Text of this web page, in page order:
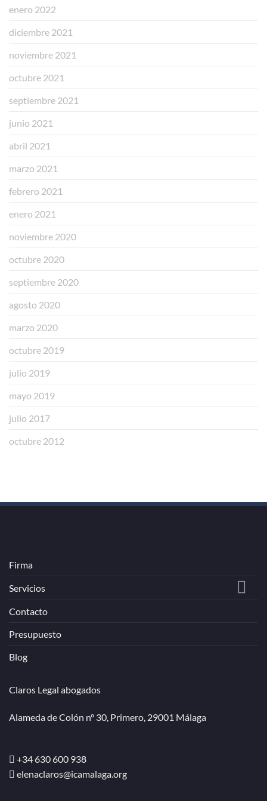
enero 2022
diciembre 2021
noviembre 2021
octubre 2021
septiembre 2021
junio 2021
abril 2021
marzo 2021
febrero 2021
enero 2021
noviembre 2020
octubre 2020
septiembre 2020
agosto 2020
marzo 2020
octubre 2019
julio 2019
mayo 2019
julio 2017
octubre 2012
Firma
Servicios
Contacto
Presupuesto
Blog
Claros Legal abogados
Alameda de Colón nº 30, Primero, 29001 Málaga
+34 630 600 938
elenaclaros@icamalaga.org